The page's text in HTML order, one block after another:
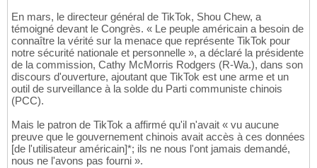
En mars, le directeur général de TikTok, Shou Chew, a
témoigné devant le Congrès. « Le peuple américain a besoin de
connaître la vérité sur la menace que représente TikTok pour
notre sécurité nationale et personnelle », a déclaré la présidente
de la commission, Cathy McMorris Rodgers (R-Wa.), dans son
discours d'ouverture, ajoutant que TikTok est une arme et un
outil de surveillance à la solde du Parti communiste chinois
(PCC).
Mais le patron de TikTok a affirmé qu'il n'avait « vu aucune
preuve que le gouvernement chinois avait accès à ces données
[de l'utilisateur américain]*; ils ne nous l'ont jamais demandé,
nous ne l'avons pas fourni ».